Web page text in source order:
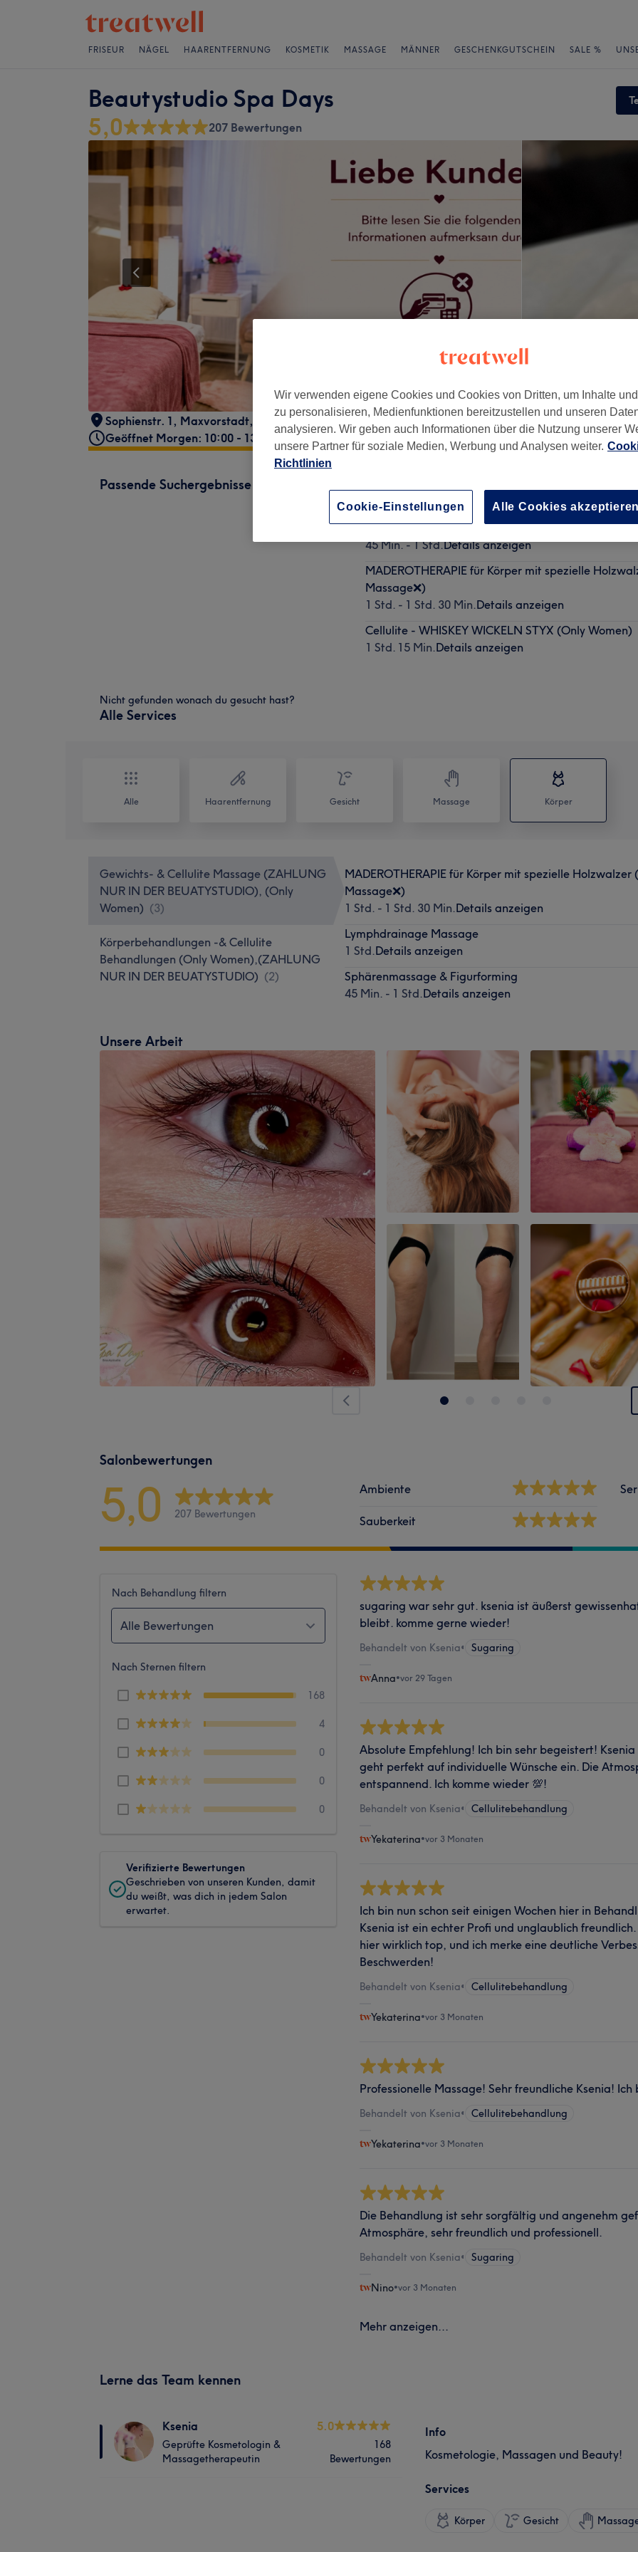
FRISEUR NÄGEL HAARENTFERNUNG KOSMETIK MASSAGE MÄNNER GESCHENKGUTSCHEIN SALE %
Beautystudio Spa Days
5,0 207 Bewertungen
Sophienstr. 1 , Maxvorstadt, München, 80333
Geöffnet Morgen: 10:00 - 13:00
Passende Suchergebnisse
1 Std.Details anzeigen
Sphärenmassage & Figurforming
45 Min. - 1 Std.Details anzeigen
MADEROTHERAPIE für Körper mit spezielle
Massage❌)
1 Std. - 1 Std. 30 Min.Details anzeigen
Cellulite - WHISKEY WICKELN STYX (Only Women)
1 Std. 15 Min.Details anzeigen
Nicht gefunden wonach du gesucht hast?
Alle Services
Alle Haarentfernung Gesicht Massage Körper
Gewichts- & Cellulite Massage (ZAHLUNG
NUR IN DER BEUATYSTUDIO), (Only
Women) (3)
Körperbehandlungen -& Cellulite
Behandlungen (Only Women),(ZAHLUNG
NUR IN DER BEUATYSTUDIO) (2)
MADEROTHERAPIE für Körper mit spezielle Holzwalzer
Massage❌)
1 Std. - 1 Std. 30 Min.Details anzeigen
Lymphdrainage Massage
1 Std.Details anzeigen
Sphärenmassage & Figurforming
45 Min. - 1 Std.Details anzeigen
Unsere Arbeit
Salonbewertungen
5,0 207 Bewertungen
Ambiente
Sauberkeit
Nach Behandlung filtern
Alle Bewertungen
Nach Sternen filtern
168
4
0
0
0
Verifizierte Bewertungen
Geschrieben von unseren Kunden, damit
du weißt, was dich in jedem Salon
erwartet.
sugaring war sehr gut. ksenia ist äußerst
bleibt. komme gerne wieder!
Behandelt von Ksenia• Sugaring
Anna•vor 29 Tagen
Absolute Empfehlung! Ich bin sehr begeistert!
geht perfekt auf individuelle Wünsche ein. Die
entspannend. Ich komme wieder 💯!
Behandelt von Ksenia• Cellulitebehandlung
Yekaterina•vor 3 Monaten
Ich bin nun schon seit einigen Wochen hier in
Ksenia ist ein echter Profi und unglaublich
hier wirklich top, und ich merke eine deutliche
Beschwerden!
Behandelt von Ksenia• Cellulitebehandlung
Yekaterina•vor 3 Monaten
Professionelle Massage! Sehr freundliche Ksenia!
Behandelt von Ksenia• Cellulitebehandlung
Yekaterina•vor 3 Monaten
Die Behandlung ist sehr sorgfältig und angenehm
Atmosphäre, sehr freundlich und professionell.
Behandelt von Ksenia• Sugaring
Nino•vor 3 Monaten
Mehr anzeigen...
Lerne das Team kennen
Ksenia
Geprüfte Kosmetologin &
Massagetherapeutin
5.0
168
Bewertungen
Info
Kosmetologie, Massagen und Beauty!
Services
Körper Gesicht
Wir verwenden eigene Cookies und Cookies von Dritten, um Inhalte
zu personalisieren, Medienfunktionen bereitzustellen und unseren
analysieren. Wir geben auch Informationen über die Nutzung unserer
unsere Partner für soziale Medien, Werbung und Analysen weiter.
Richtlinien
Cookie-Einstellungen Alle Cookies